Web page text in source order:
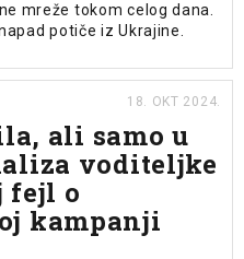
mreže tokom celog dana.
potiče iz Ukrajine.
18. OKT 2024.
ali samo u
voditeljke
fejl o
kampanji